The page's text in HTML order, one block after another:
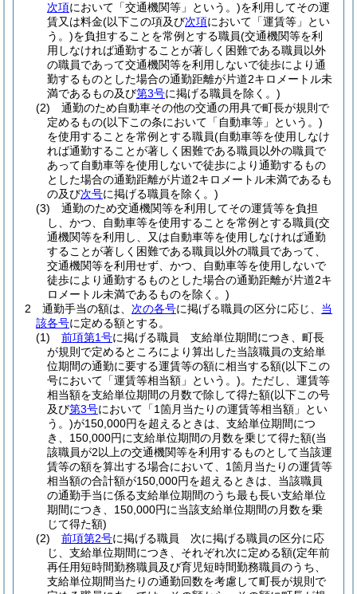
次項において「交通機関等」という。)を利用してその運
賃又は料金(以下この項及び次項において「運賃等」とい
う。)を負担することを常例とする職員(交通機関等を利
用しなければ通勤することが著しく困難である職員以外
の職員であって交通機関等を利用しないで徒歩により通
勤するものとした場合の通勤距離が片道2キロメートル未
満であるもの及び第3号に掲げる職員を除く。)
(2)
通勤のため自動車その他の交通の用具で町長が規則で
定めるもの(以下この条において「自動車等」という。)
を使用することを常例とする職員(自動車等を使用しなけ
れば通勤することが著しく困難である職員以外の職員で
あって自動車等を使用しないで徒歩により通勤するもの
とした場合の通勤距離が片道2キロメートル未満であるも
の及び次号に掲げる職員を除く。)
(3)
通勤のため交通機関等を利用してその運賃等を負担
し、かつ、自動車等を使用することを常例とする職員(交
通機関等を利用し、又は自動車等を使用しなければ通勤
することが著しく困難である職員以外の職員であって、
交通機関等を利用せず、かつ、自動車等を使用しないで
徒歩により通勤するものとした場合の通勤距離が片道2キ
ロメートル未満であるものを除く。)
2
通勤手当の額は、 次の各号に掲げる職員の区分に応じ、 当
該各号に定める額とする。
(1)
前項第1号に掲げる職員 支給単位期間につき、町長
が規則で定めるところにより算出した当該職員の支給単
位期間の通勤に要する運賃等の額に相当する額(以下この
号において「運賃等相当額」という。)。 ただし、運賃等
相当額を支給単位期間の月数で除して得た額(以下この号
及び第3号において「1箇月当たりの運賃等相当額」とい
う。)が150,000円を超えるときは、支給単位期間につ
き、150,000円に支給単位期間の月数を乗じて得た額(当
該職員が2以上の交通機関等を利用するものとして当該運
賃等の額を算出する場合において、1箇月当たりの運賃等
相当額の合計額が150,000円を超えるときは、当該職員
の通勤手当に係る支給単位期間のうち最も長い支給単位
期間につき、150,000円に当該支給単位期間の月数を乗
じて得た額)
(2)
前項第2号に掲げる職員 次に掲げる職員の区分に応
じ、支給単位期間につき、それぞれ次に定める額(定年前
再任用短時間勤務職員及び育児短時間勤務職員のうち、
支給単位期間当たりの通勤回数を考慮して町長が規則で